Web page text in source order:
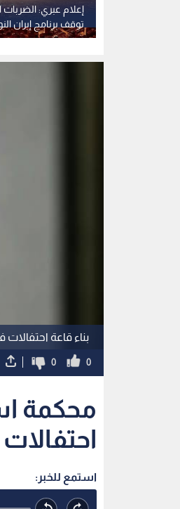
إعلام عبري:
توقف برنامج إيران
وطهران قادرة على
بناء قاعة
0
0
محكمة
استمع للخبر: